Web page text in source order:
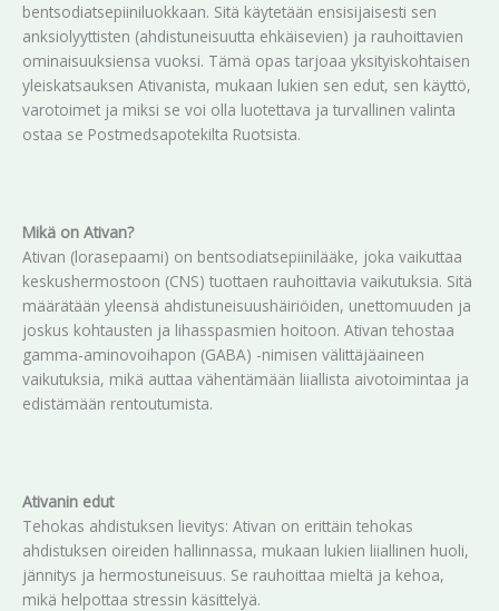
bentsodiatsepiiniluokkaan. Sitä käytetään ensisijaisesti sen
anksiolyyttisten (ahdistuneisuutta ehkäisevien) ja rauhoittavien
ominaisuuksiensa vuoksi. Tämä opas tarjoaa yksityiskohtaisen
yleiskatsauksen Ativanista, mukaan lukien sen edut, sen käyttö,
varotoimet ja miksi se voi olla luotettava ja turvallinen valinta
ostaa se Postmedsapotekilta Ruotsista.
Mikä on Ativan?
Ativan (lorasepaami) on bentsodiatsepiinilääke, joka vaikuttaa
keskushermostoon (CNS) tuottaen rauhoittavia vaikutuksia. Sitä
määrätään yleensä ahdistuneisuushäiriöiden, unettomuuden ja
joskus kohtausten ja lihasspasmien hoitoon. Ativan tehostaa
gamma-aminovoihapon (GABA) -nimisen välittäjäaineen
vaikutuksia, mikä auttaa vähentämään liiallista aivotoimintaa ja
edistämään rentoutumista.
Ativanin edut
Tehokas ahdistuksen lievitys: Ativan on erittäin tehokas
ahdistuksen oireiden hallinnassa, mukaan lukien liiallinen huoli,
jännitys ja hermostuneisuus. Se rauhoittaa mieltä ja kehoa,
mikä helpottaa stressin käsittelyä.